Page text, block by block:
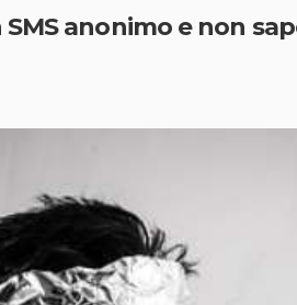
anonimo e non